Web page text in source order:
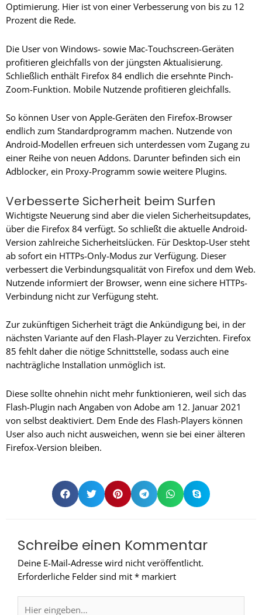
Optimierung. Hier ist von einer Verbesserung von bis zu 12
Prozent die Rede.
Die User von Windows- sowie Mac-Touchscreen-Geräten
profitieren gleichfalls von der jüngsten Aktualisierung.
Schließlich enthält Firefox 84 endlich die ersehnte Pinch-
Zoom-Funktion. Mobile Nutzende profitieren gleichfalls.
So können User von Apple-Geräten den Firefox-Browser
endlich zum Standardprogramm machen. Nutzende von
Android-Modellen erfreuen sich unterdessen vom Zugang zu
einer Reihe von neuen Addons. Darunter befinden sich ein
Adblocker, ein Proxy-Programm sowie weitere Plugins.
Verbesserte Sicherheit beim Surfen
Wichtigste Neuerung sind aber die vielen Sicherheitsupdates,
über die Firefox 84 verfügt. So schließt die aktuelle Android-
Version zahlreiche Sicherheitslücken. Für Desktop-User steht
ab sofort ein HTTPs-Only-Modus zur Verfügung. Dieser
verbessert die Verbindungsqualität von Firefox und dem Web.
Nutzende informiert der Browser, wenn eine sichere HTTPs-
Verbindung nicht zur Verfügung steht.
Zur zukünftigen Sicherheit trägt die Ankündigung bei, in der
nächsten Variante auf den Flash-Player zu Verzichten. Firefox
85 fehlt daher die nötige Schnittstelle, sodass auch eine
nachträgliche Installation unmöglich ist.
Diese sollte ohnehin nicht mehr funktionieren, weil sich das
Flash-Plugin nach Angaben von Adobe am 12. Januar 2021
von selbst deaktiviert. Dem Ende des Flash-Players können
User also auch nicht ausweichen, wenn sie bei einer älteren
Firefox-Version bleiben.
Schreibe einen Kommentar
Deine E-Mail-Adresse wird nicht veröffentlicht.
Erforderliche Felder sind mit * markiert